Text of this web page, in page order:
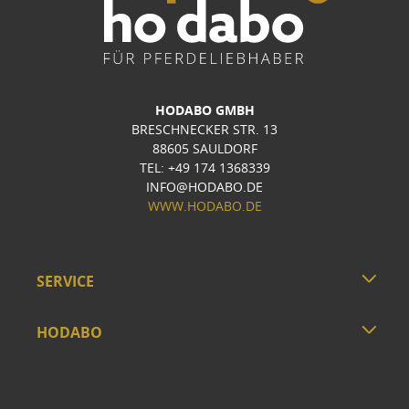
HODABO GMBH
BRESCHNECKER STR. 13
88605 SAULDORF
TEL: +49 174 1368339
INFO@HODABO.DE
WWW.HODABO.DE
SERVICE
HODABO